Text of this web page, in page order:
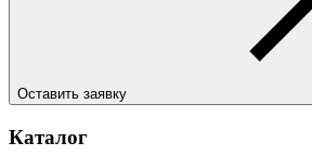
Оставить заявку
Каталог